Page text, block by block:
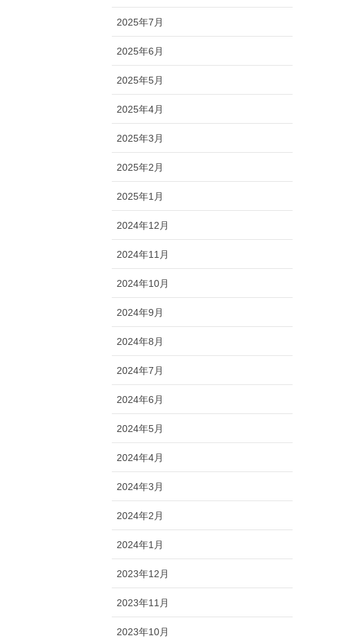
2025年7月
2025年6月
2025年5月
2025年4月
2025年3月
2025年2月
2025年1月
2024年12月
2024年11月
2024年10月
2024年9月
2024年8月
2024年7月
2024年6月
2024年5月
2024年4月
2024年3月
2024年2月
2024年1月
2023年12月
2023年11月
2023年10月